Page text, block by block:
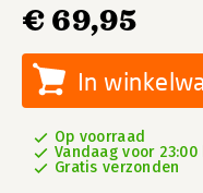
€ 69,95
In
Op voorraad
Vandaag voor
Gratis verzonden